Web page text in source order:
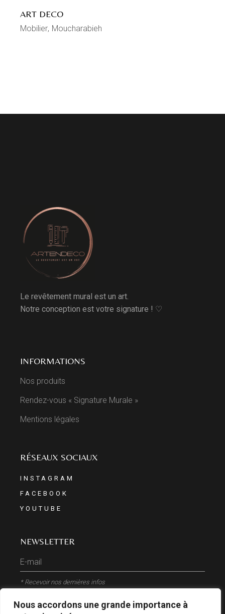
Nous accordons une grande importance à
ART DECO
Mobilier Moucharabieh
Le revêtement mural est un art.
Notre conception est votre signature ! ♡
INFORMATIONS
Nos produits
Rendez-vous « Signature Murale »
Mentions légales
RÉSEAUX SOCIAUX
INSTAGRAM
FACEBOOK
YOUTUBE
NEWSLETTER
* Recevoir nos dernières infos
ENVOYER